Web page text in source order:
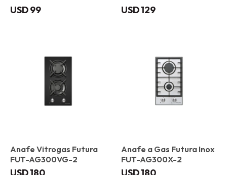
LUSD99 USD129
Anafe Vitrogas Futura
FUT-AG300VG-2
Anafe a Gas Futura Inox
FUT-AG300X-2